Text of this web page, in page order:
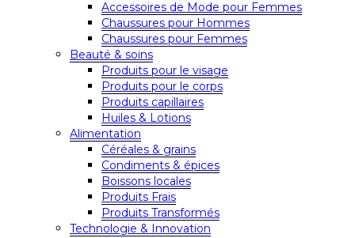
Accessoires de Mode pour Femmes
Chaussures pour Hommes
Chaussures pour Femmes
Beauté & soins
Produits pour le visage
Produits pour le corps
Produits capillaires
Huiles & Lotions
Alimentation
Céréales & grains
Condiments & épices
Boissons locales
Produits Frais
Produits Transformés
Technologie & Innovation